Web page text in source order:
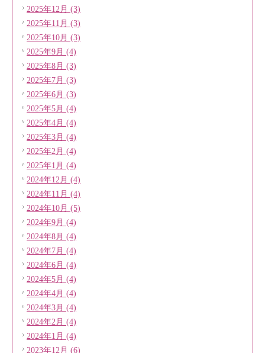
2025年12月 (3)
2025年11月 (3)
2025年10月 (3)
2025年9月 (4)
2025年8月 (3)
2025年7月 (3)
2025年6月 (3)
2025年5月 (4)
2025年4月 (4)
2025年3月 (4)
2025年2月 (4)
2025年1月 (4)
2024年12月 (4)
2024年11月 (4)
2024年10月 (5)
2024年9月 (4)
2024年8月 (4)
2024年7月 (4)
2024年6月 (4)
2024年5月 (4)
2024年4月 (4)
2024年3月 (4)
2024年2月 (4)
2024年1月 (4)
2023年12月 (6)